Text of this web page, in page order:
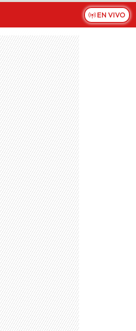
EN VIVO